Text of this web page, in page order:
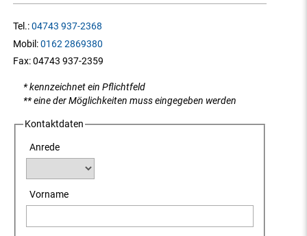
Tel.:04743 937-2368
Mobil:0162 2869380
Fax:04743 937-2359
* kennzeichnet ein Pflichtfeld
** eine der Möglichkeiten muss eingegeben werden
Kontaktdaten
Anrede
Vorname